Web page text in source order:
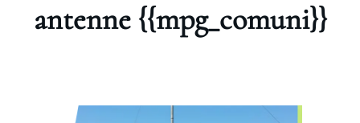
antenne {{mpg_comuni}}